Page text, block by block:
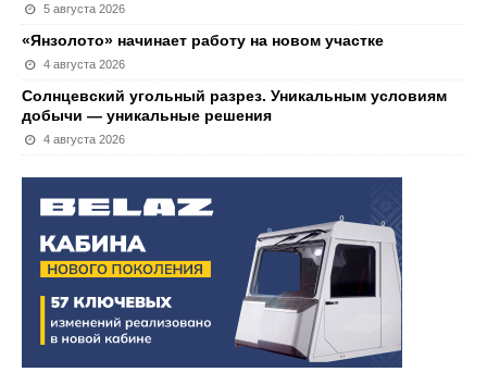
5 августа 2026
«Янзолото» начинает работу на новом участке
4 августа 2026
Солнцевский угольный разрез. Уникальным условиям
добычи — уникальные решения
4 августа 2026